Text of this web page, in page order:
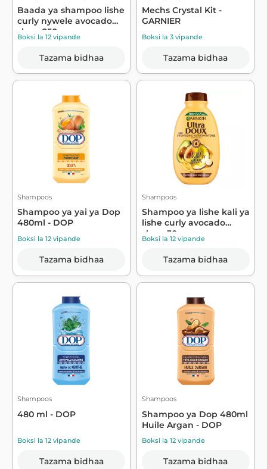
Baada ya shampoo lishe
curly nywele avocado
shea, 250...
Boksi la 12 vipande
Tazama bidhaa
Mechs Crystal Kit -
GARNIER
Boksi la 3 vipande
Tazama bidhaa
Shampoos
Shampoo ya yai ya Dop
480ml - DOP
Boksi la 12 vipande
Tazama bidhaa
Shampoos
Shampoo ya lishe kali ya
lishe curly avocado
shea, 30...
Boksi la 12 vipande
Tazama bidhaa
Shampoos
480 ml - DOP
Boksi la 12 vipande
Tazama bidhaa
Shampoos
Shampoo ya Dop 480ml
Huile Argan - DOP
Boksi la 12 vipande
Tazama bidhaa